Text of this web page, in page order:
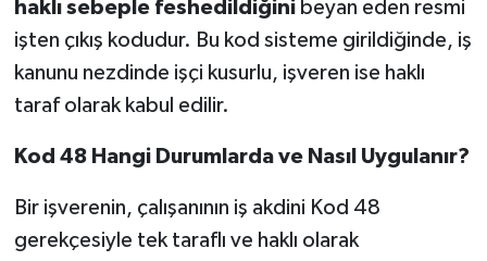
haklı sebeple feshedildiğinibeyan eden resmi
işten çıkış kodudur. Bu kod sisteme girildiğinde, iş
kanunu nezdinde işçi kusurlu, işveren ise haklı
taraf olarak kabul edilir.
Kod 48 Hangi Durumlarda ve Nasıl Uygulanır?
Bir işverenin, çalışanının iş akdini Kod 48
gerekçesiyle tek taraflı ve haklı olarak
Savaştepe
SEYAHAT
SPOR